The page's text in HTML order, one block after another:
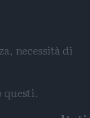
necessità di